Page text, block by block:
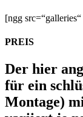
[ngg
PREIS
Der hier
für ein
Montage)